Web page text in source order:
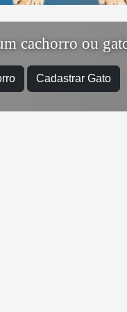
cachorro ou
Cadastrar Gato